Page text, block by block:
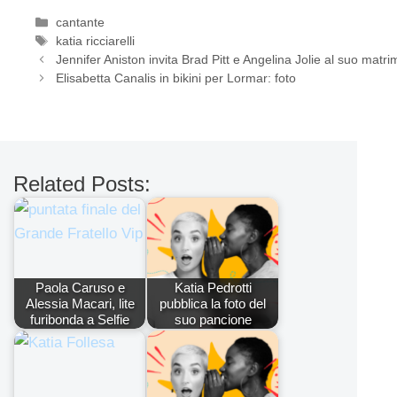
Categorie
cantante
Tag
katia ricciarelli
Jennifer Aniston invita Brad Pitt e Angelina Jolie al suo
Elisabetta Canalis in bikini per Lormar: foto
Related Posts:
Paola Caruso e
Alessia Macari, lite
furibonda a Selfie
Katia Pedrotti
pubblica la foto del
suo pancione